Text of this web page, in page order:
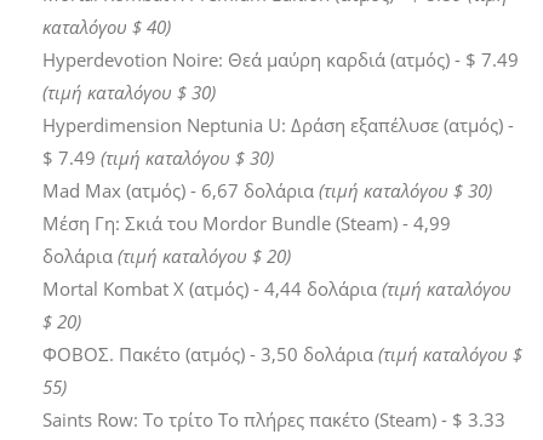
καταλόγου $ 40)
Hyperdevotion Noire: Θεά μαύρη καρδιά (ατμός) - $ 7.49
(τιμή καταλόγου $ 30)
Hyperdimension Neptunia U: Δράση εξαπέλυσε (ατμός) -
$ 7.49 (τιμή καταλόγου $ 30)
Mad Max (ατμός) - 6,67 δολάρια (τιμή καταλόγου $ 30)
Μέση Γη: Σκιά του Mordor Bundle (Steam) - 4,99
δολάρια (τιμή καταλόγου $ 20)
Mortal Kombat X (ατμός) - 4,44 δολάρια (τιμή καταλόγου
$ 20)
ΦΟΒΟΣ. Πακέτο (ατμός) - 3,50 δολάρια (τιμή καταλόγου $
55)
Saints Row: Το τρίτο Το πλήρες πακέτο (Steam) - $ 3.33